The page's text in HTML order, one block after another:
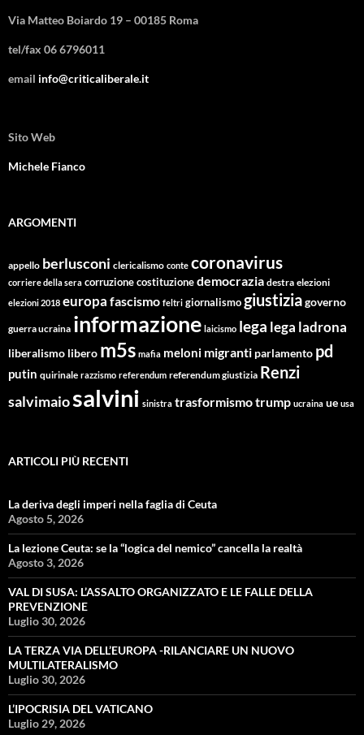
Via Matteo Boiardo 19 – 00185 Roma
tel/fax 06 6796011
email info@criticaliberale.it
Sito Web
Michele Fianco
ARGOMENTI
appello berlusconi clericalismo conte coronavirus
corriere della sera corruzionecostituzionedemocrazia destra elezioni
elezioni 2018 europa fascismo feltri giornalismogiustiziagoverno
guerra ucraina informazione laicismo lega lega ladrona
liberalismo libero m5s mafia meloni migranti parlamento pd
putin quirinale razzismo referendum referendum giustizia Renzi
salvimaiosalvini sinistra trasformismotrump ucraina ue usa
ARTICOLI PIÙ RECENTI
La deriva degli imperi nella faglia di Ceuta
Agosto 5, 2026
La lezione Ceuta: se la “logica del nemico” cancella la realtà
Agosto 3, 2026
VAL DI SUSA: L’ASSALTO ORGANIZZATO E LE FALLE DELLA
PREVENZIONE
Luglio 30, 2026
LA TERZA VIA DELL’EUROPA -RILANCIARE UN NUOVO
MULTILATERALISMO
Luglio 30, 2026
L’IPOCRISIA DEL VATICANO
Luglio 29, 2026